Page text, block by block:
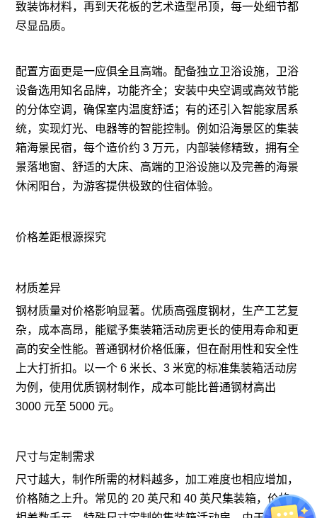
致装饰材料，再到天花板的艺术造型吊顶，每一处细节都
尽显品质。
配置方面更是一应俱全且高端。配备独立卫浴设施，卫浴
设备选用知名品牌，功能齐全；安装中央空调或高效节能
的分体空调，确保室内温度舒适；有的还引入智能家居系
统，实现灯光、电器等的智能控制。例如沿海景区的集装
箱海景民宿，每个造价约 3 万元，内部装修精致，拥有全
景落地窗、舒适的大床、高端的卫浴设施以及完善的海景
休闲阳台，为游客提供极致的住宿体验。
价格差距根源探究
材质差异
钢材质量对价格影响显著。优质高强度钢材，生产工艺复
杂，成本高昂，能赋予集装箱活动房更长的使用寿命和更
高的安全性能。普通钢材价格低廉，但在耐用性和安全性
上大打折扣。以一个 6 米长、3 米宽的标准集装箱活动房
为例，使用优质钢材制作，成本可能比普通钢材高出
3000 元至 5000 元。
尺寸与定制需求
尺寸越大，制作所需的材料越多，加工难度也相应增加，
价格随之上升。常见的 20 英尺和 40 英尺集装箱，价格